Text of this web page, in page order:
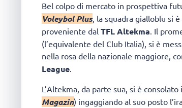
Bel colpo di mercato in prospettiva
Voleybol Plus, la squadra gialloblu si
proveniente dal TFL Altekma. Il
(l’equivalente del Club Italia), si è
nella rosa della nazionale maggiore,
League.
L’Altekma, da parte sua, si è
Magazin) ingaggiando al suo posto